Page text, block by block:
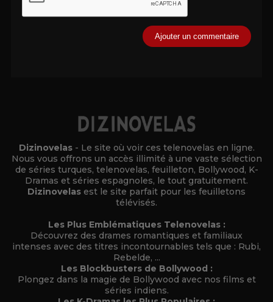
Dizinovelas - Le site où voir ces telenovelas en ligne.
Nous vous offrons un accès illimité à une vaste sélection
de séries turques, telenovelas, feuilleton, Bollywood, K-
Dramas et séries espagnoles, le tout gratuitement.
Dizinovelas est le site parfait pour les feuilletons
télévisés.
Les Plus Emblématiques Telenovelas :
Découvrez des drames romantiques et familiaux
intenses avec des titres incontournables tels que : Rubi,
Rebelde, ...
Les Blockbusters de Bollywood :
Plongez dans la magie de Bollywood avec nos films et
séries indiens.